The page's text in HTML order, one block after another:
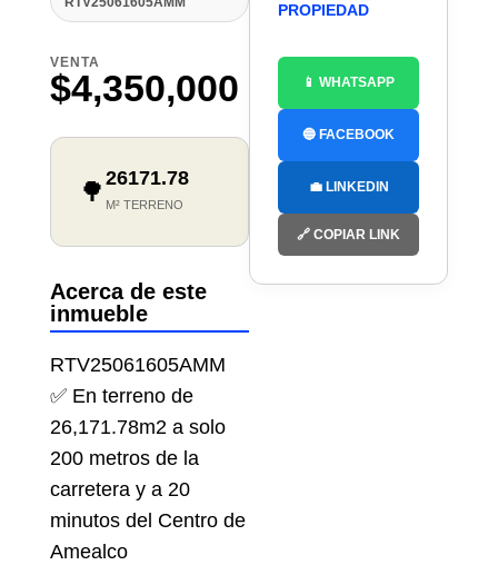
VENTA
$4,350,000
🌳 26171.78
M² TERRENO
Acerca de este
inmueble
RTV25061605AMM
✅ En terreno de
26,171.78m2 a solo
200 metros de la
carretera y a 20
minutos del Centro de
Amealco
PROPIEDAD
📱 WHATSAPP
🔵 FACEBOOK
💼 LINKEDIN
🔗 COPIAR LINK